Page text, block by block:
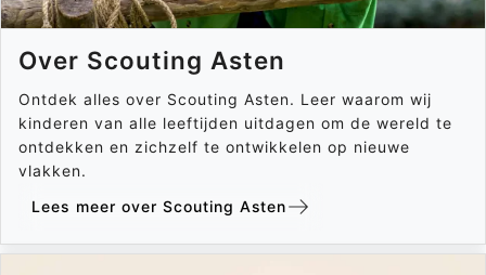
Over Scouting Asten
Ontdek alles over Scouting Asten. Leer waarom wij
kinderen van alle leeftijden uitdagen om de wereld te
ontdekken en zichzelf te ontwikkelen op nieuwe
vlakken.
Lees meer over Scouting Asten